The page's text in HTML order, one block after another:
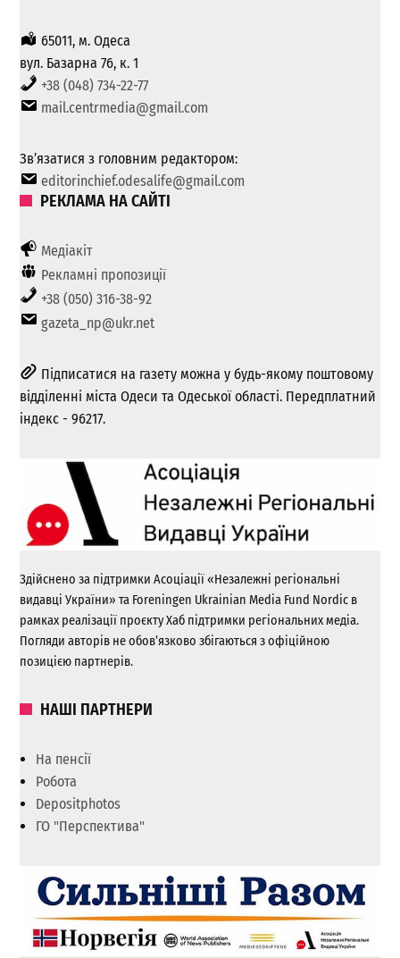
65011, м. Одеса
вул. Базарна 76, к. 1
+38 (048) 734-22-77
mail.centrmedia@gmail.com
Зв’язатися з головним редактором:
editorinchief.odesalife@gmail.com
РЕКЛАМА НА САЙТІ
Медіакіт
Рекламні пропозиції
+38 (050) 316-38-92
gazeta_np@ukr.net
Підписатися на газету можна у будь-якому поштовому
відділенні міста Одеси та Одеської області. Передплатний
індекс - 96217.
Здійснено за підтримки Асоціації «Незалежні регіональні
видавці України» та Foreningen Ukrainian Media Fund Nordic в
рамках реалізації проєкту Хаб підтримки регіональних медіа.
Погляди авторів не обов’язково збігаються з офіційною
позицією партнерів.
НАШІ ПАРТНЕРИ
На пенсії
Робота
Depositphotos
ГО "Перспектива"